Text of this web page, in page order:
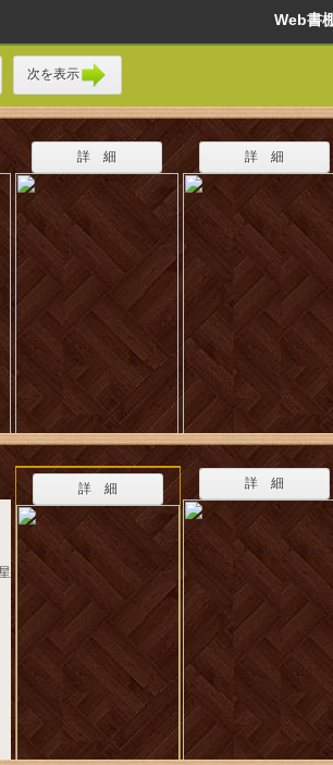
Web
次を表示
詳 細 詳 細
詳 細 詳 細